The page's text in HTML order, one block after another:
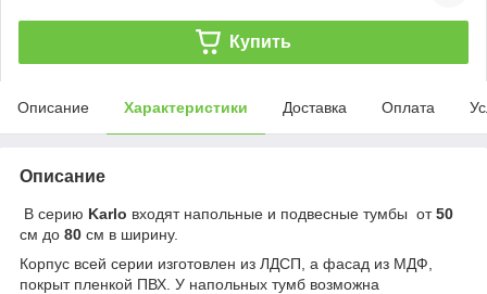
Купить
Описание Характеристики Доставка Оплата
Описание
В серию Karlo входят напольные и подвесные тумбы от50
см до 80 см в ширину.
Корпус всей серии изготовлен из ЛДСП, а фасад из МДФ,
покрыт пленкой ПВХ. У напольных тумб возможна